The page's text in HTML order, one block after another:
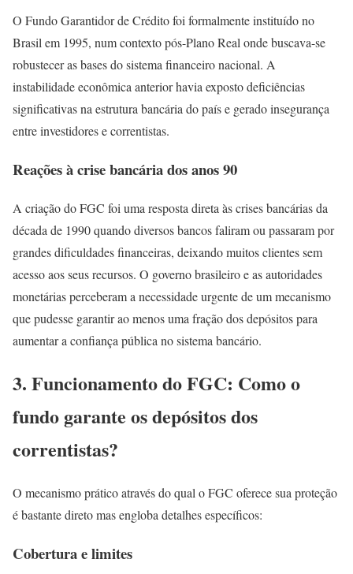
O Fundo Garantidor de Crédito foi formalmente instituído no
Brasil em 1995, num contexto pós-Plano Real onde buscava-se
robustecer as bases do sistema financeiro nacional. A
instabilidade econômica anterior havia exposto deficiências
significativas na estrutura bancária do país e gerado insegurança
entre investidores e correntistas.
Reações à crise bancária dos anos 90
A criação do FGC foi uma resposta direta às crises bancárias da
década de 1990 quando diversos bancos faliram ou passaram por
grandes dificuldades financeiras, deixando muitos clientes sem
acesso aos seus recursos. O governo brasileiro e as autoridades
monetárias perceberam a necessidade urgente de um mecanismo
que pudesse garantir ao menos uma fração dos depósitos para
aumentar a confiança pública no sistema bancário.
3. Funcionamento do FGC: Como o
fundo garante os depósitos dos
correntistas?
O mecanismo prático através do qual o FGC oferece sua proteção
é bastante direto mas engloba detalhes específicos:
Cobertura e limites